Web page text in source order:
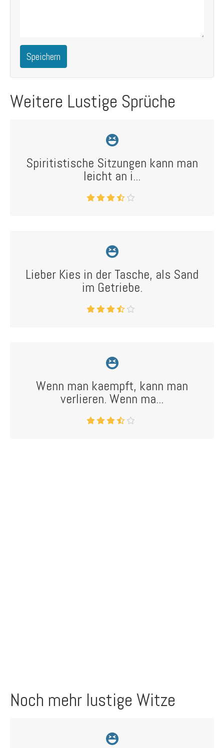
Speichern
Weitere Lustige Sprüche
Spiritistische Sitzungen kann man
leicht an i...
Lieber Kies in der Tasche, als Sand
im Getriebe.
Wenn man kaempft, kann man
verlieren. Wenn ma...
Noch mehr lustige Witze